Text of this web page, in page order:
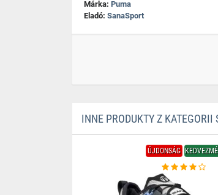
Márka: Puma
Eladó: SanaSport
INNE PRODUKTY Z KATEGORII
ÚJDONSÁG